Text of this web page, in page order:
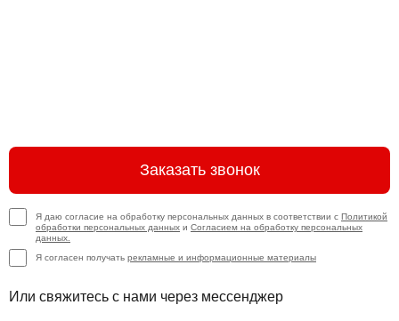
Заказать звонок
Я даю согласие на обработку персональных данных в соответствии с Политикой
обработки персональных данных и Согласием на обработку персональных
данных.
Я согласен получать рекламные и информационные материалы
Или свяжитесь с нами через мессенджер